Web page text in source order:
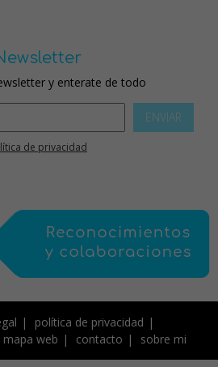
y enterate de todo
ENVIAR
de privacidad
política de privacidad
mapa web contacto sobre mi